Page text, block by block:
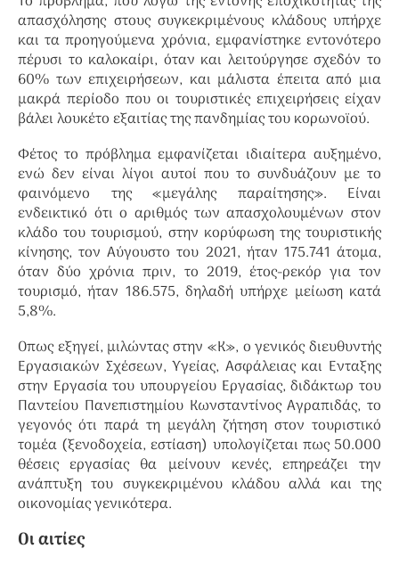
απασχόλησης στους συγκεκριμένους κλάδους υπήρχε
και τα προηγούμενα χρόνια, εμφανίστηκε εντονότερο
πέρυσι το καλοκαίρι, όταν και λειτούργησε σχεδόν το
60% των επιχειρήσεων, και μάλιστα έπειτα από μια
μακρά περίοδο που οι τουριστικές επιχειρήσεις είχαν
βάλει λουκέτο εξαιτίας της πανδημίας του κορωνοϊού.
Φέτος το πρόβλημα εμφανίζεται ιδιαίτερα αυξημένο,
ενώ δεν είναι λίγοι αυτοί που το συνδυάζουν με το
φαινόμενο της «μεγάλης παραίτησης». Είναι
ενδεικτικό ότι ο αριθμός των απασχολουμένων στον
κλάδο του τουρισμού, στην κορύφωση της τουριστικής
κίνησης, τον Αύγουστο του 2021, ήταν 175.741 άτομα,
όταν δύο χρόνια πριν, το 2019, έτος-ρεκόρ για τον
τουρισμό, ήταν 186.575, δηλαδή υπήρχε μείωση κατά
5,8%.
Οπως εξηγεί, μιλώντας στην «Κ», ο γενικός διευθυντής
Εργασιακών Σχέσεων, Υγείας, Ασφάλειας και Ενταξης
στην Εργασία του υπουργείου Εργασίας, διδάκτωρ του
Παντείου Πανεπιστημίου Κωνσταντίνος Αγραπιδάς, το
γεγονός ότι παρά τη μεγάλη ζήτηση στον τουριστικό
τομέα (ξενοδοχεία, εστίαση) υπολογίζεται πως 50.000
θέσεις εργασίας θα μείνουν κενές, επηρεάζει την
ανάπτυξη του συγκεκριμένου κλάδου αλλά και της
οικονομίας γενικότερα.
Οι αιτίες